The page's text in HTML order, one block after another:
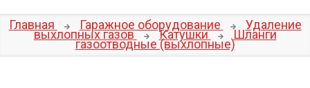
Главная Гаражное оборудование Удаление
выхлопных газов Катушки Шланги
газоотводные (выхлопные)